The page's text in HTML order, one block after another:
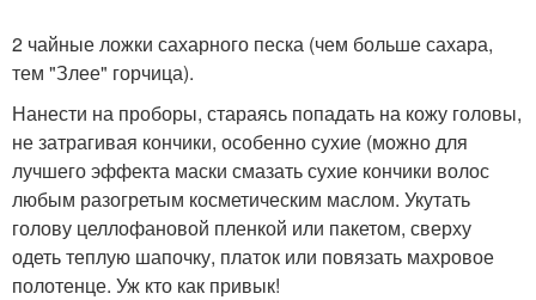
2 чайные ложки сахарного песка (чем больше сахара,
тем "Злее" горчица).
Нанести на проборы, стараясь попадать на кожу головы,
не затрагивая кончики, особенно сухие (можно для
лучшего эффекта маски смазать сухие кончики волос
любым разогретым косметическим маслом. Укутать
голову целлофановой пленкой или пакетом, сверху
одеть теплую шапочку, платок или повязать махровое
полотенце. Уж кто как привык!